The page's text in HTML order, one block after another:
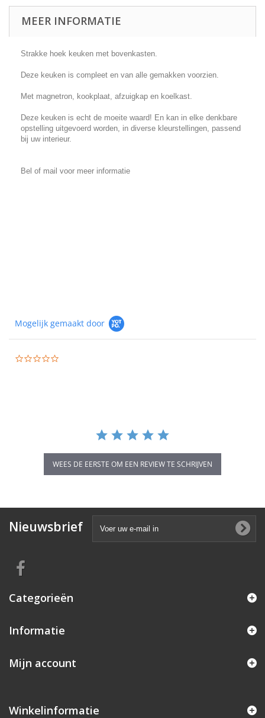
MEER INFORMATIE
Strakke hoek keuken met bovenkasten.
Deze keuken is compleet en van alle gemakken voorzien.
Met magnetron, kookplaat, afzuigkap en koelkast.
Deze keuken is echt de moeite waard! En kan in elke denkbare
opstelling uitgevoerd worden, in diverse kleurstellingen, passend
bij uw interieur.
Bel of mail voor meer informatie
Mogelijk gemaakt door
WEES DE EERSTE OM EEN REVIEW TE SCHRIJVEN
Nieuwsbrief
Categorieën
Informatie
Mijn account
Winkelinformatie